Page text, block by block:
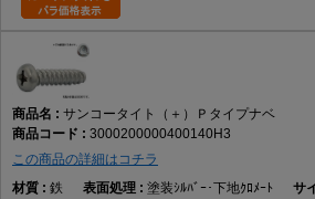
サンコータイト（＋）Ｐタイプナベ
3000200000400140H3
この商品の詳細はコチラ
鉄
塗装ｼﾙﾊﾞｰ･下地ｸﾛﾒｰﾄ